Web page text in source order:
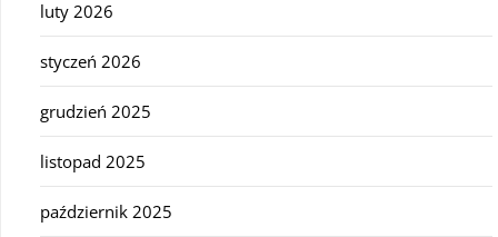
luty 2026
styczeń 2026
grudzień 2025
listopad 2025
październik 2025